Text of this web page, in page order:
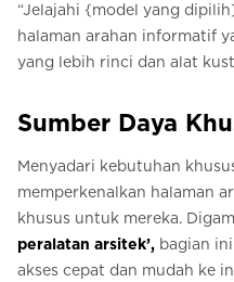
“Jelajahi {model yang
halaman arahan informatif
yang lebih rinci dan alat
Sumber Daya
Menyadari kebutuhan
memperkenalkan halaman
khusus untuk mereka.
peralatan arsitek’, bagian
akses cepat dan mudah ke